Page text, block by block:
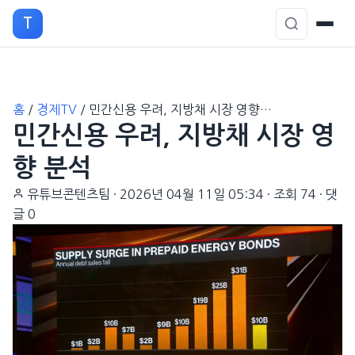
T
홈 / 경제TV / 민간신용 우려, 지방채 시장 영향…
민간신용 우려, 지방채 시장 영
향 분석
유튜브콘텐츠팀 · 2026년 04월 11일 05:34 · 조회 74 · 댓
글 0